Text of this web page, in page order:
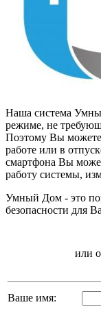
Наша система
режиме, не
Поэтому Вы можете
работе или в
смартфона Вы
работу системы,
Умный Дом - это
безопасности для
или
Ваше имя: